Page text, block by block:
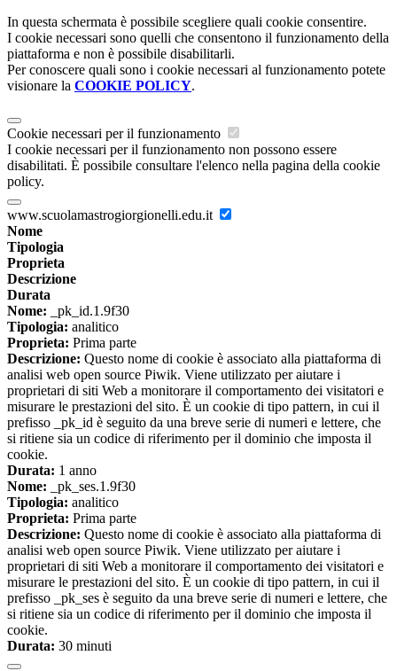
In questa schermata è possibile scegliere quali cookie consentire.
I cookie necessari sono quelli che consentono il funzionamento della
piattaforma e non è possibile disabilitarli.
Per conoscere quali sono i cookie necessari al funzionamento potete
visionare la COOKIE POLICY.
Cookie necessari per il funzionamento
I cookie necessari per il funzionamento non possono essere
disabilitati. È possibile consultare l'elenco nella pagina della cookie
policy.
www.scuolamastrogiorgionelli.edu.it
Nome
Tipologia
Proprieta
Descrizione
Durata
Nome: _pk_id.1.9f30
Tipologia: analitico
Proprieta: Prima parte
Descrizione: Questo nome di cookie è associato alla piattaforma di
analisi web open source Piwik. Viene utilizzato per aiutare i
proprietari di siti Web a monitorare il comportamento dei visitatori e
misurare le prestazioni del sito. È un cookie di tipo pattern, in cui il
prefisso _pk_id è seguito da una breve serie di numeri e lettere, che
si ritiene sia un codice di riferimento per il dominio che imposta il
cookie.
Durata: 1 anno
Nome: _pk_ses.1.9f30
Tipologia: analitico
Proprieta: Prima parte
Descrizione: Questo nome di cookie è associato alla piattaforma di
analisi web open source Piwik. Viene utilizzato per aiutare i
proprietari di siti Web a monitorare il comportamento dei visitatori e
misurare le prestazioni del sito. È un cookie di tipo pattern, in cui il
prefisso _pk_ses è seguito da una breve serie di numeri e lettere, che
si ritiene sia un codice di riferimento per il dominio che imposta il
cookie.
Durata: 30 minuti